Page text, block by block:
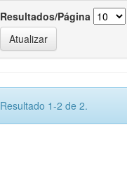
Resultados/Página
Resultado 1-2 de 2.